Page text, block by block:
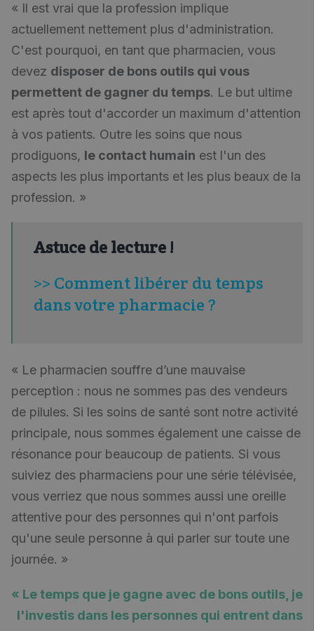
« Il est vrai que la profession implique
actuellement nettement plus d'administration.
C'est pourquoi, en tant que pharmacien, vous
devez disposer de bons outils qui vous
permettent de gagner du temps. Le but ultime
est après tout d'accorder un maximum d'attention
à vos patients. Outre les soins que nous
prodiguons, le contact humain est l'un des
aspects les plus importants et les plus beaux de la
profession. »
Astuce de lecture !
>> Comment libérer du temps
dans votre pharmacie ?
« Le pharmacien souffre d’une mauvaise
perception : nous ne sommes pas des vendeurs
de pilules. Si les soins de santé sont notre activité
principale, nous sommes également une caisse de
résonance pour beaucoup de patients. Si vous
suiviez des pharmaciens pour une série télévisée,
vous verriez que nous sommes aussi une oreille
attentive pour des personnes qui n'ont parfois
qu'une seule personne à qui parler sur toute une
journée. »
« Le temps que je gagne avec de bons outils, je
l'investis dans les personnes qui entrent dans